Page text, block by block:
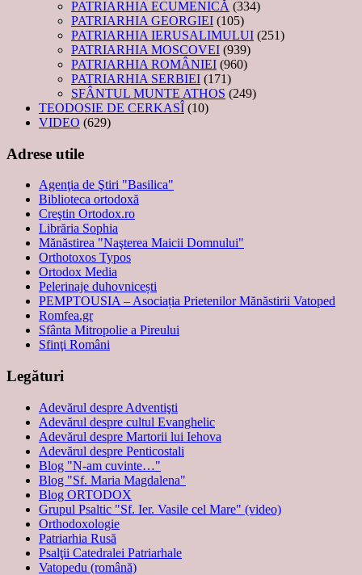
PATRIARHIA ECUMENICĂ (334)
PATRIARHIA GEORGIEI (105)
PATRIARHIA IERUSALIMULUI (251)
PATRIARHIA MOSCOVEI (939)
PATRIARHIA ROMÂNIEI (960)
PATRIARHIA SERBIEI (171)
SFÂNTUL MUNTE ATHOS (249)
TEODOSIE DE CERKASÎ (10)
VIDEO (629)
Adrese utile
Agenţia de Ştiri "Basilica"
Biblioteca ortodoxă
Creştin Ortodox.ro
Librăria Sophia
Mănăstirea "Naşterea Maicii Domnului"
Orthotoxos Typos
Ortodox Media
Pelerinaje duhovnicești
PEMPTOUSIA – Asociația Prietenilor Mănăstirii Vatoped
Romfea.gr
Sfânta Mitropolie a Pireului
Sfinţi Români
Legături
Adevărul despre Adventişti
Adevărul despre cultul Evanghelic
Adevărul despre Martorii lui Iehova
Adevărul despre Penticostali
Blog "N-am cuvinte…"
Blog "Sf. Maria Magdalena"
Blog ORTODOX
Grupul Psaltic "Sf. Ier. Vasile cel Mare" (video)
Orthodoxologie
Patriarhia Rusă
Psalţii Catedralei Patriarhale
Vatopedu (română)